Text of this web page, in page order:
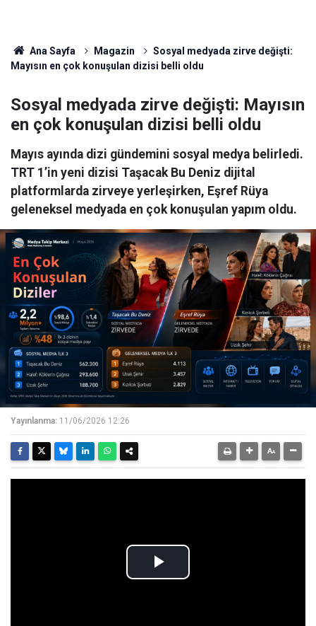
Ana Sayfa Magazin
Sosyal medyada zirve değişti:
Mayısın en çok konuşulan dizisi belli oldu
Sosyal medyada zirve değişti: Mayısın
en çok konuşulan dizisi belli oldu
Mayıs ayında dizi gündemini sosyal medya belirledi.
TRT 1’in yeni dizisi Taşacak Bu Deniz dijital
platformlarda zirveye yerleşirken, Eşref Rüya
geleneksel medyada en çok konuşulan yapım oldu.
Yayınlanma: 11/06/2026 12:26